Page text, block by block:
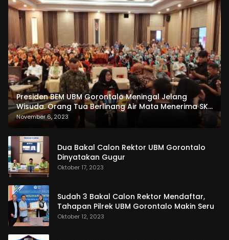
Presiden BEM UBM Gorontalo Meningal Jelang
Wisuda. Orang Tua Berlinang Air Mata Menerima SKL
dan Pemasangan Salempang
November 6, 2023
Dua Bakal Calon Rektor UBM Gorontalo
Dinyatakan Gugur
Oktober 17, 2023
Sudah 3 Bakal Calon Rektor Mendaftar,
Tahapan Pilrek UBM Gorontalo Makin Seru
Oktober 12, 2023